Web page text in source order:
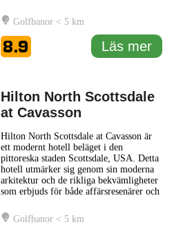
känsla av avskildhet och ro, samtidigt
som den ligger nära stadens attraktioner.
Arkitekturen och inredningen på Andaz
Scottsdale
Golfbanor < 5 km
8.9 Läs mer
Hilton North Scottsdale
at Cavasson
Hilton North Scottsdale at Cavasson är
ett modernt hotell beläget i den
pittoreska staden Scottsdale, USA. Detta
hotell utmärker sig genom sin moderna
arkitektur och de rikliga bekvämligheter
som erbjuds för både affärsresenärer och
Cavasson erbjuder sina gäster en
upplevelse som kombinerar stil och
Golfbanor < 5 km